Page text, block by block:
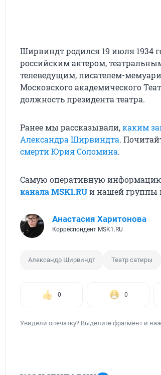
Ширвиндт родился 19 июля 1934
российским актером,
телеведущим, писателем-
Московского академического
должность президента театра.
Ранее мы рассказывали,каким
Александра Ширвиндта.
смерти Юрия Соломина.
Самую оперативную
канала MSK1.RUи нашей группы
Анастасия Харитонова
Корреспондент MSK1.RU
Александр Ширвиндт Театр сатиры
0 0
Увидели опечатку? Выделите фрагмент и